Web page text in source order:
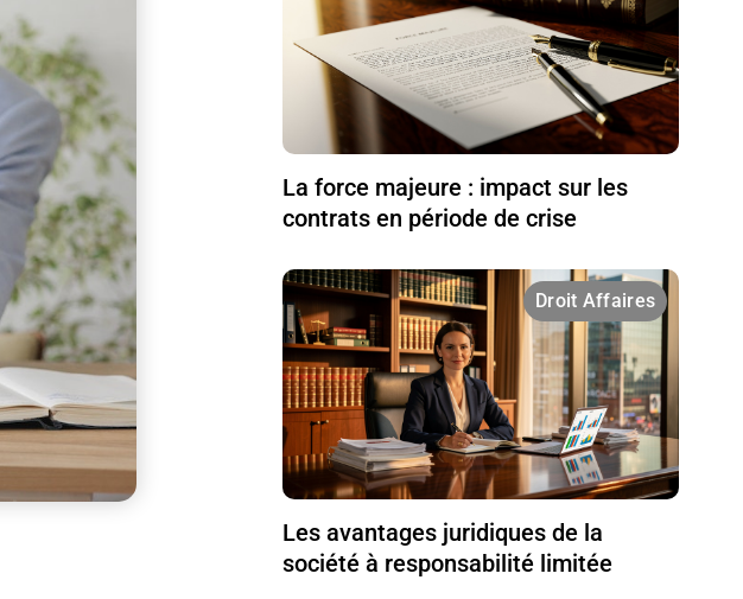
La force majeure : impact sur les
contrats en période de crise
Droit Affaires
Les avantages juridiques de la
société à responsabilité limitée